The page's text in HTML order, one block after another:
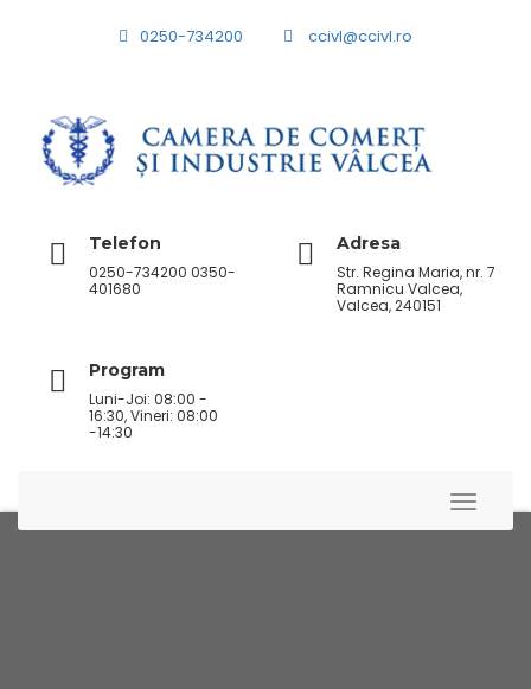
0250-734200 ccivl@ccivl.ro
Telefon
0250-734200 0350-
401680
Adresa
Str. Regina Maria, nr. 7
Ramnicu Valcea,
Valcea, 240151
Program
Luni-Joi: 08:00 -
16:30, Vineri: 08:00
-14:30
Toggle